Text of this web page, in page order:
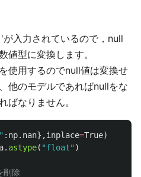
入力されているので，null
値型に変換します。
使用するのでnull値は変換せ
他のモデルであればnullをな
ばなりません。
" : np. nan},inplace=True)
. astype( "float" )